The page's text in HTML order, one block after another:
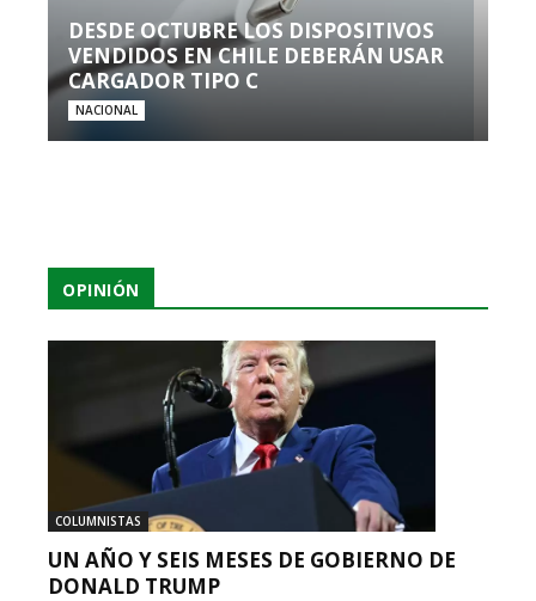
DESDE OCTUBRE LOS DISPOSITIVOS
VENDIDOS EN CHILE DEBERÁN USAR
CARGADOR TIPO C
NACIONAL
OPINIÓN
COLUMNISTAS
UN AÑO Y SEIS MESES DE GOBIERNO DE
DONALD TRUMP